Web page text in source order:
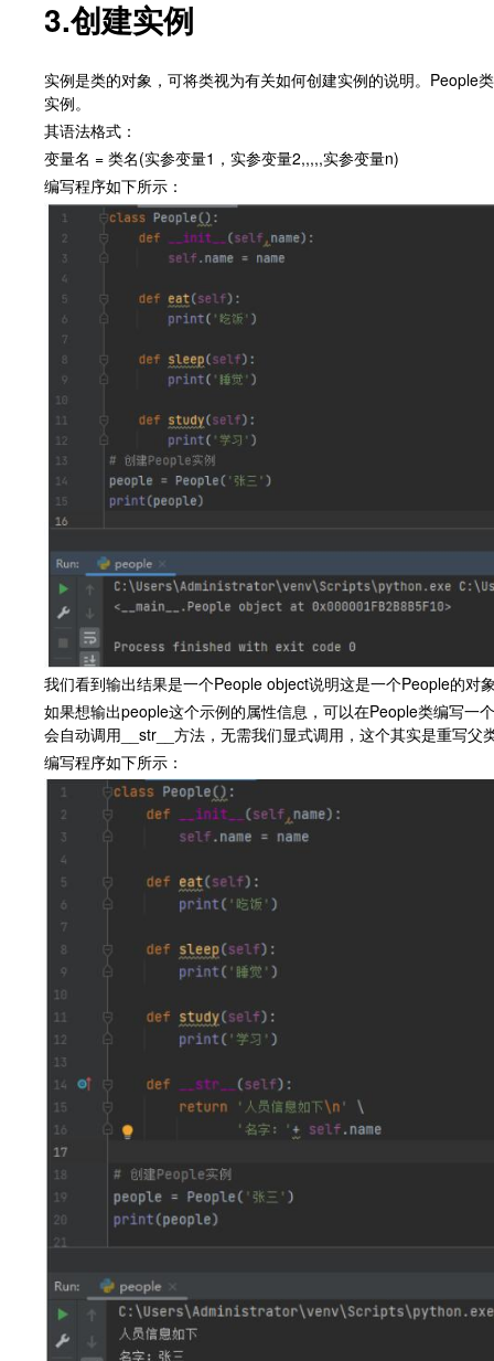
3.创建实例
实例是类的对象，可将类视为有关如何创建实例的说明。People
实例。
其语法格式：
变量名 = 类名(实参变量1，实参变量2,,,,,实参变量n)
编写程序如下所示：
我们看到输出结果是一个People object说明这是一个People的对
如果想输出people这个示例的属性信息，可以在People类编写
会自动调用__str__方法，无需我们显式调用，这个其实是重写父
编写程序如下所示：